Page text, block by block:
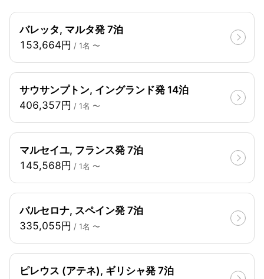
バレッタ, マルタ発 7泊
153,664円 / 1名 〜
サウサンプトン, イングランド発 14泊
406,357円 / 1名 〜
マルセイユ, フランス発 7泊
145,568円 / 1名 〜
バルセロナ, スペイン発 7泊
335,055円 / 1名 〜
ピレウス (アテネ), ギリシャ発 7泊